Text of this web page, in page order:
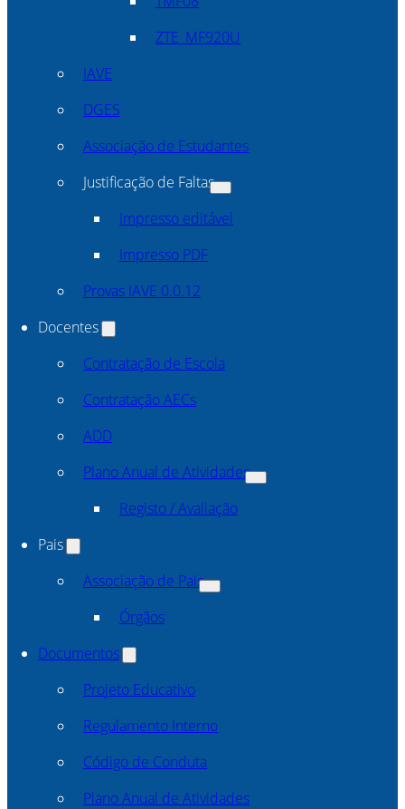
ZTE_MF920U
IAVE
DGES
Associação de Estudantes
Justificação de Faltas
Impresso editável
Impresso PDF
Provas IAVE 0.0.12
Docentes
Contratação de Escola
Contratação AECs
ADD
Plano Anual de Atividades
Registo / Avaliação
Pais
Associação de Pais
Órgãos
Documentos
Projeto Educativo
Regulamento Interno
Código de Conduta
Plano Anual de Atividades